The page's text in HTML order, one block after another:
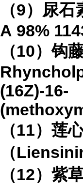
（9）尿石
A 98%
（10）钩
(16Z)-16-
（11）莲
（
（12）紫